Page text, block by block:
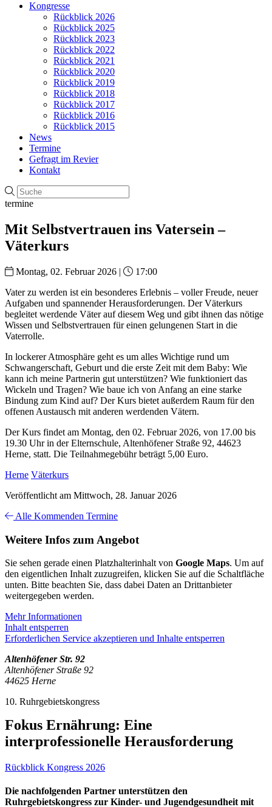
Kongresse
Rückblick 2026
Rückblick 2025
Rückblick 2023
Rückblick 2022
Rückblick 2021
Rückblick 2020
Rückblick 2019
Rückblick 2018
Rückblick 2017
Rückblick 2016
Rückblick 2015
News
Termine
Gefragt im Revier
Kontakt
termine
Mit Selbstvertrauen ins Vatersein –
Väterkurs
Montag, 02. Februar 2026 |
17:00
Vater zu werden ist ein besonderes Erlebnis – voller Freude, neuer
Aufgaben und spannender Herausforderungen. Der Väterkurs
begleitet werdende Väter auf diesem Weg und gibt ihnen das nötige
Wissen und Selbstvertrauen für einen gelungenen Start in die
Vaterrolle.
In lockerer Atmosphäre geht es um alles Wichtige rund um
Schwangerschaft, Geburt und die erste Zeit mit dem Baby: Wie
kann ich meine Partnerin gut unterstützen? Wie funktioniert das
Wickeln und Tragen? Wie baue ich von Anfang an eine starke
Bindung zum Kind auf? Der Kurs bietet außerdem Raum für den
offenen Austausch mit anderen werdenden Vätern.
Der Kurs findet am Montag, den 02. Februar 2026, von 17.00 bis
19.30 Uhr in der Elternschule, Altenhöfener Straße 92, 44623
Herne, statt. Die Teilnahmegebühr beträgt 5,00 Euro.
Herne Väterkurs
Veröffentlicht am Mittwoch, 28. Januar 2026
Alle Kommenden Termine
Weitere Infos zum Angebot
Sie sehen gerade einen Platzhalterinhalt von Google Maps. Um auf
den eigentlichen Inhalt zuzugreifen, klicken Sie auf die Schaltfläche
unten. Bitte beachten Sie, dass dabei Daten an Drittanbieter
weitergegeben werden.
Mehr Informationen
Inhalt entsperren
Erforderlichen Service akzeptieren und Inhalte entsperren
Altenhöfener Str. 92
Altenhöfener Straße 92
44625 Herne
10. Ruhrgebietskongress
Fokus Ernährung: Eine
interprofessionelle Herausforderung
Rückblick Kongress 2026
Die nachfolgenden Partner unterstützen den
Ruhrgebietskongress zur Kinder- und Jugendgesundheit mit